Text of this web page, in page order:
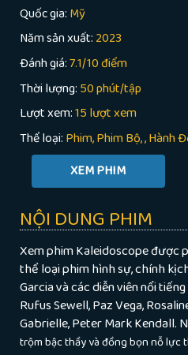
Quốc gia: Mỹ
Năm sản xuất: 2023
Đánh giá:7.1/10 điểm
Thời lượng: 50 phút/tập
Lượt xem:15 lượt xem
Thể loại: Phim Phim Bộ ,Hành
NỘI DUNG PHIM
Xem phim Kaleidoscope được
thể loại phim hình sự, chính
Garcia và các diễn viên nổi
Rufus Sewell, Paz Vega,
Gabrielle, Peter Mark Kendall.
trộm bậc thầy và đồng bọn nỗ lực